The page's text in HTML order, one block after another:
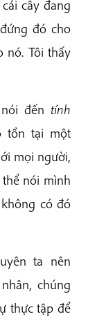
cây đang
đó cho
nó. Tôi thấy
đến tính
tồn tại một
mọi người,
thể nói mình
có đó
ta nên
chúng
thực tập để